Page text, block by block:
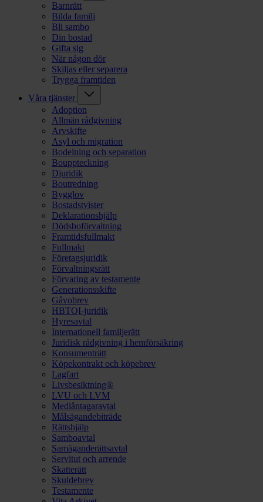
Barnrätt
Bilda familj
Bli sambo
Din bostad
Gifta sig
När någon dör
Skiljas eller separera
Trygga framtiden
Våra tjänster
Adoption
Allmän rådgivning
Arvskifte
Asyl och migration
Bodelning och separation
Bouppteckning
Djuridik
Boutredning
Bygglov
Bostadstvister
Deklarationshjälp
Dödsboförvaltning
Framtidsfullmakt
Fullmakt
Företagsjuridik
Förvaltningsrätt
Förvaring av testamente
Generationsskifte
Gåvobrev
HBTQI-juridik
Hyresavtal
Internationell familjerätt
Juridisk rådgivning i hemförsäkring
Konsumenträtt
Köpekontrakt och köpebrev
Lagfart
Livsbesiktning®
LVU och LVM
Medlåntagaravtal
Målsägandebiträde
Rättshjälp
Samboavtal
Samäganderättsavtal
Servitut och arrende
Skatterätt
Skuldebrev
Testamente